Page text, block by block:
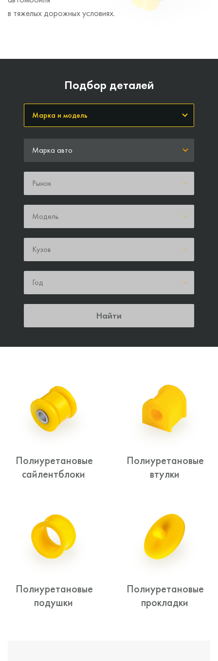
в тяжелых дорожных условиях.
Подбор деталей
Марка авто
Рынок
Модель
Кузов
Год
Найти
Полиуретановые
сайлентблоки
Полиуретановые
втулки
Полиуретановые
подушки
Полиуретановые
прокладки